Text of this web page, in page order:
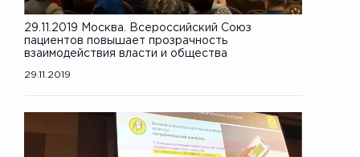
29.11.2019 Москва. Всероссийский Союз
пациентов повышает прозрачность
взаимодействия власти и общества
29.11.2019